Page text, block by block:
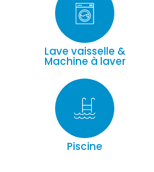
Lave vaisselle &
Machine à laver
Piscine